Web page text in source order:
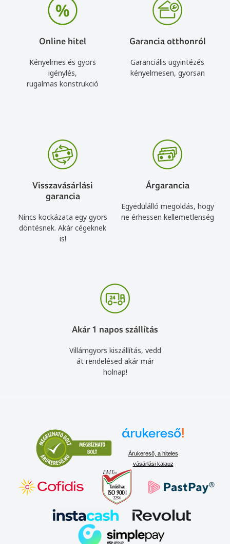
Online hitel
Kényelmes és gyors
igénylés,
rugalmas konstrukció
Garancia otthonról
Garanciális ügyintézés
kényelmesen, gyorsan
Visszavásárlási
garancia
Nincs kockázata egy gyors
döntésnek. Akár cégeknek
is!
Árgarancia
Egyedülálló megoldás, hogy
ne érhessen kellemetlenség
Akár 1 napos szállítás
Villámgyors kiszállítás, vedd
át rendelésed akár már
holnap!
Árukereső, a hiteles
vásárlási kalauz